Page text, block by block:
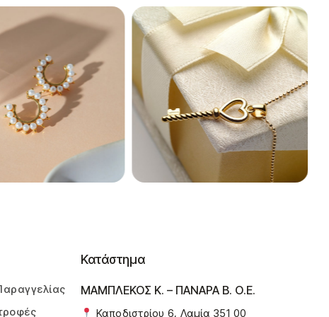
Κατάστημα
ΜΑΜΠΛΕΚΟΣ Κ. – ΠΑΝΑΡΑ Β. Ο.Ε.
Καποδιστρίου 6, Λαμία 351 00